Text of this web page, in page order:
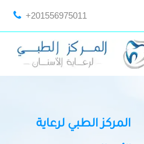
+201556975011
المركز الطبي لرعاية